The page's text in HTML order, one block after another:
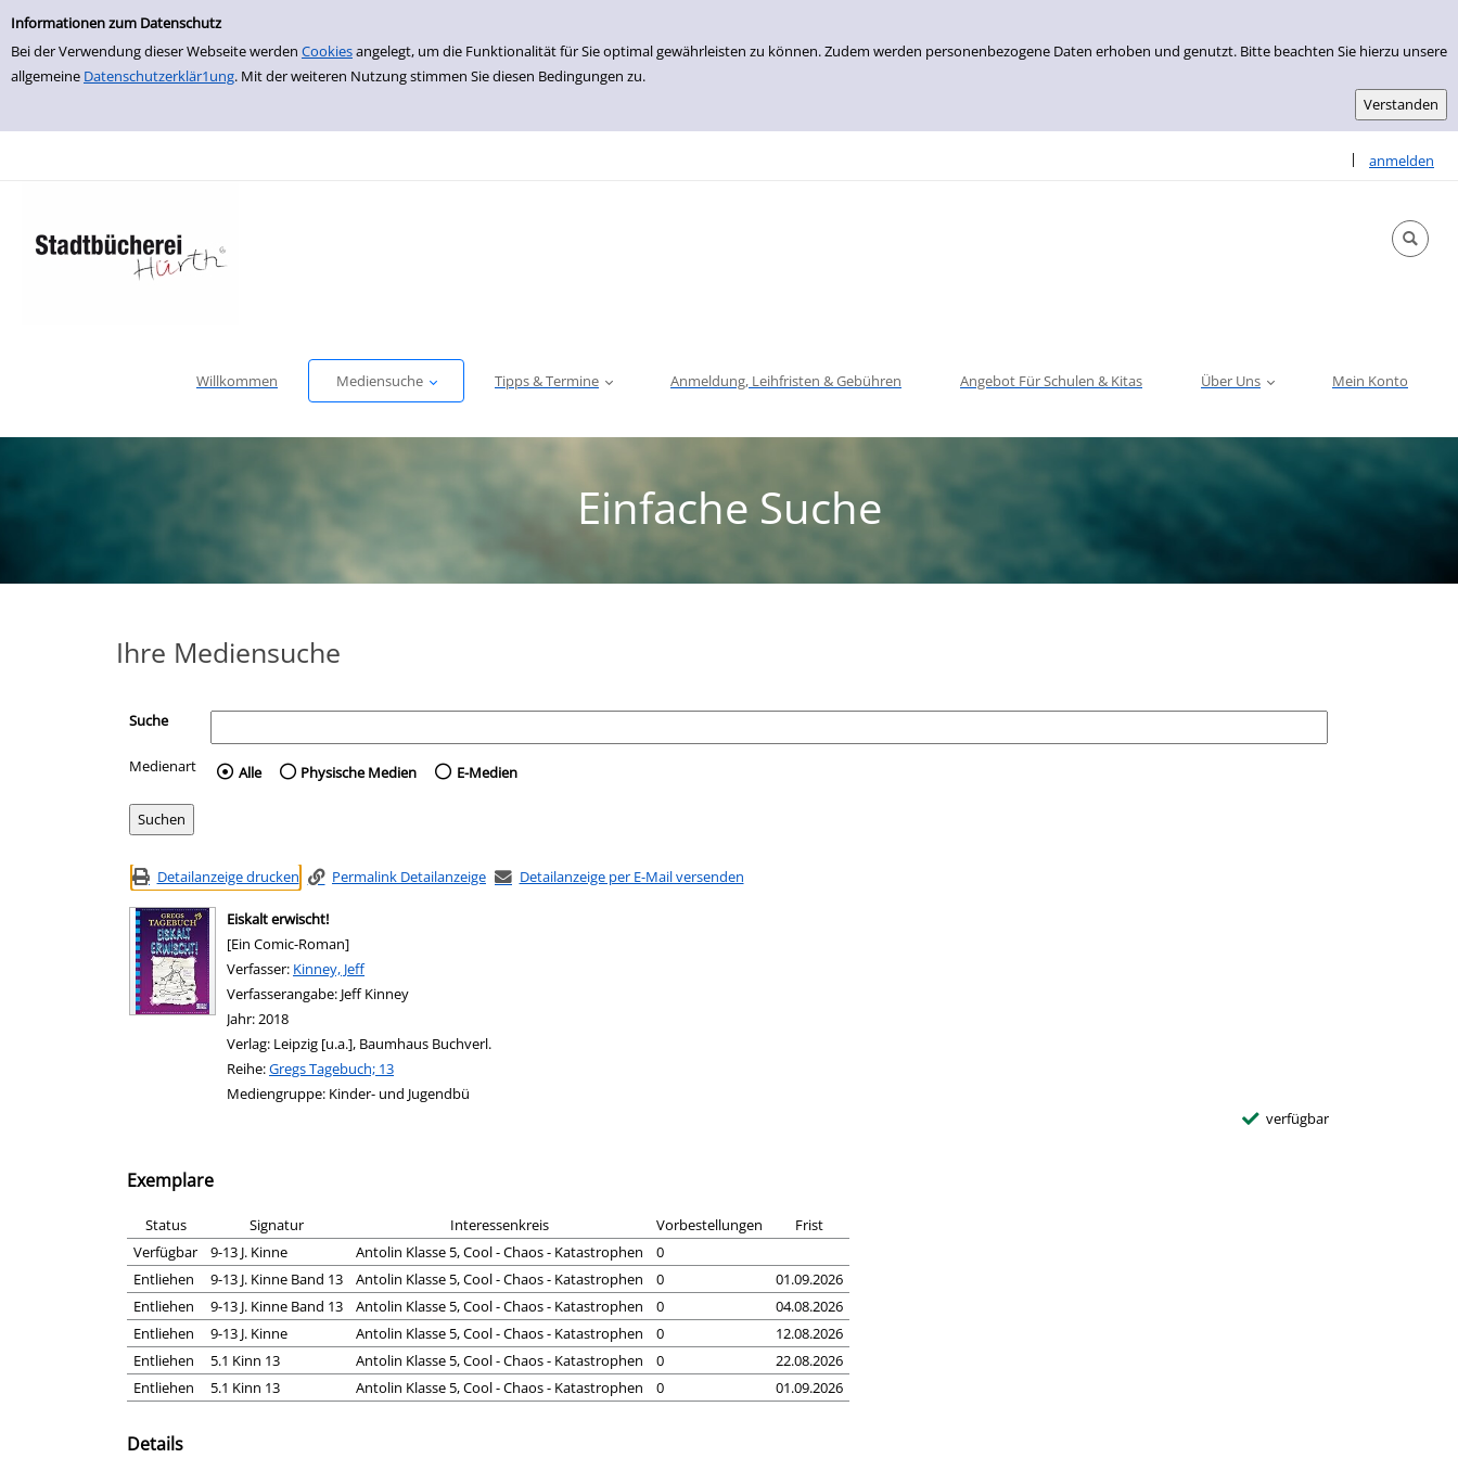
Einfache Suche
Informationen zum Datenschutz
Bei der Verwendung dieser Webseite werden Cookiesangelegt, um die Funktionalität für Sie optimal gewährleisten zu können. Zudem werden personenbezogene Daten erhoben und genutzt. Bitte beachten Sie hierzu unsere
allgemeine Datenschutzerklär1ung. Mit der weiteren Nutzung stimmen Sie diesen Bedingungen zu.
zur Navigation springen
zum Inhalt springen
Zur Detailanzeige springen
| anmelden
Sprache
Willkommen Mediensuche Tipps & Termine Anmeldung, Leihfristen & Gebühren Angebot Für Schulen & Kitas Über Uns Mein Konto
Einfache Suche
Ihre Mediensuche
Suche
Medienart Wählen Sie die Medienart nach der Sie suchen wollen.
Alle Physische Medien E-Medien
Detailanzeige drucken Permalink Detailanzeige Detailanzeige per E-Mail versenden
Eiskalt erwischt!
[Ein Comic-Roman]
Verfasser: Suche nach diesem Verfasser
Kinney, Jeff
Verfasserangabe: Jeff Kinney
Jahr:2018
Verlag: Leipzig [u.a.], Baumhaus Buchverl.
Reihe:Gregs Tagebuch; 13
Mediengruppe: Kinder- und Jugendbü
verfügbar
Exemplare
Status Signatur Interessenkreis Vorbestellungen
Frist
Verfügbar
9-13 J. Kinne Antolin Klasse 5, Cool - Chaos - Katastrophen
0
Entliehen
9-13 J. Kinne Band 13 Antolin Klasse 5, Cool - Chaos - Katastrophen 0
01.09.2026
Entliehen
9-13 J. Kinne Band 13 Antolin Klasse 5, Cool - Chaos - Katastrophen 0
04.08.2026
Entliehen
9-13 J. Kinne Antolin Klasse 5, Cool - Chaos - Katastrophen 0
12.08.2026
Entliehen
5.1 Kinn 13 Antolin Klasse 5, Cool - Chaos - Katastrophen 0
22.08.2026
Entliehen
5.1 Kinn 13 Antolin Klasse 5, Cool - Chaos - Katastrophen 0 01.09.2026
Details